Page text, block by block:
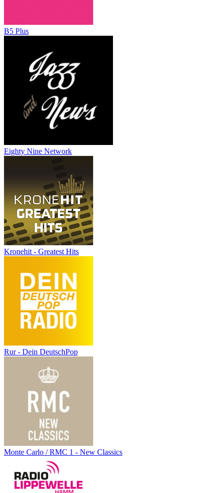
B5 Plus
Eighty Nine Network
Kronehit - Greatest Hits
Rur - Dein DeutschPop
Monte Carlo / RMC 1 - New Classics